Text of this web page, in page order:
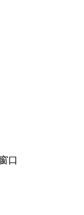
口